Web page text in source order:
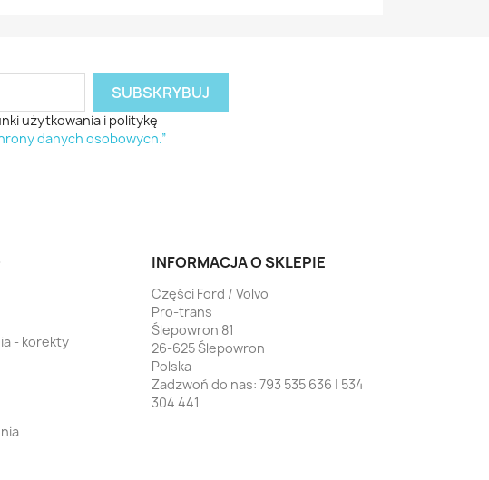
użytkowania i politykę
danych osobowych.”
- korekty
INFORMACJA O SKLEPIE
Części Ford / Volvo
Pro-trans
Ślepowron 81
26-625 Ślepowron
Polska
Zadzwoń do nas: 793 535 636 | 534
304 441